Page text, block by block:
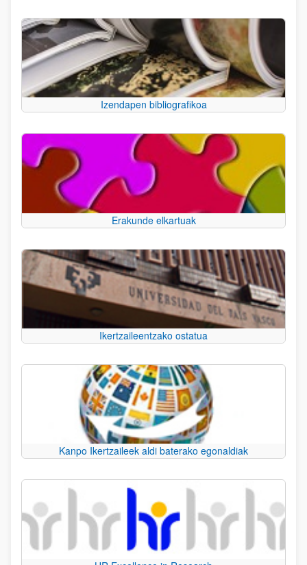
Izendapen bibliografikoa
Erakunde elkartuak
Ikertzaileentzako ostatua
Kanpo Ikertzaileek aldi baterako egonaldiak